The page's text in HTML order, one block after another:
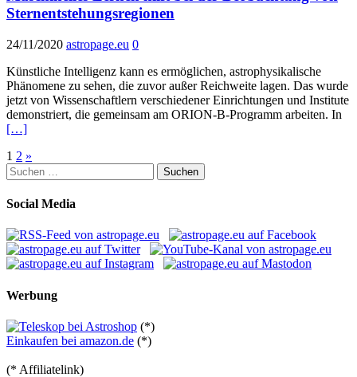
Sternentstehungsregionen
24/11/2020 astropage.eu 0
Künstliche Intelligenz kann es ermöglichen, astrophysikalische
Phänomene zu sehen, die zuvor außer Reichweite lagen. Das wurde
jetzt von Wissenschaftlern verschiedener Einrichtungen und Institute
demonstriert, die gemeinsam am ORION-B-Programm arbeiten. In
[…]
Seitennummerierung
der
Beiträge
1 2 »
Suchen
nach:
Social Media
Werbung
(*)
Einkaufen bei amazon.de (*)
(* Affiliatelink)